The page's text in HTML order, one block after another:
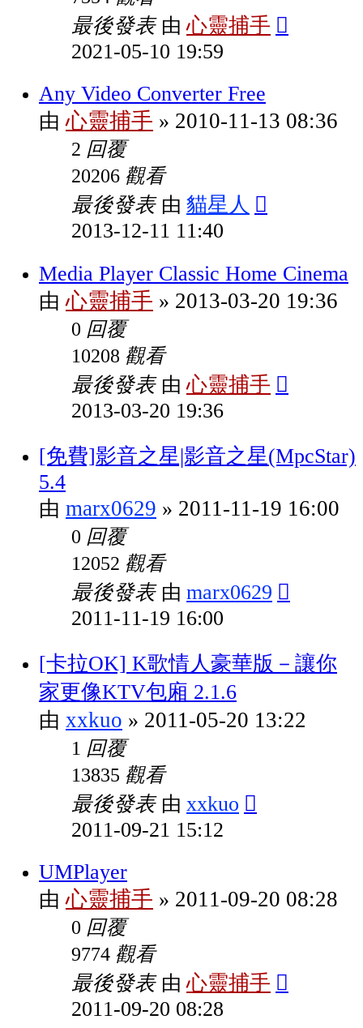
最後發表 由心靈捕手
2021-05-10 19:59
Any Video Converter Free
由心靈捕手 » 2010-11-13 08:36
2 回覆
20206 觀看
最後發表 由 貓星人
2013-12-11 11:40
Media Player Classic Home Cinema
由心靈捕手 » 2013-03-20 19:36
0 回覆
10208 觀看
最後發表 由心靈捕手
2013-03-20 19:36
[免費]影音之星|影音之星(MpcStar)
5.4
由 marx0629 » 2011-11-19 16:00
0 回覆
12052 觀看
最後發表 由 marx0629
2011-11-19 16:00
[卡拉OK] K歌情人豪華版－讓你
家更像KTV包廂 2.1.6
由 xxkuo » 2011-05-20 13:22
1 回覆
13835 觀看
最後發表 由 xxkuo
2011-09-21 15:12
UMPlayer
由心靈捕手 » 2011-09-20 08:28
0 回覆
9774 觀看
最後發表 由心靈捕手
2011-09-20 08:28